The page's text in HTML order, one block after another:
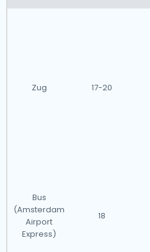
Zug 17-20
Bus
(Amsterdam
Airport
Express)
18